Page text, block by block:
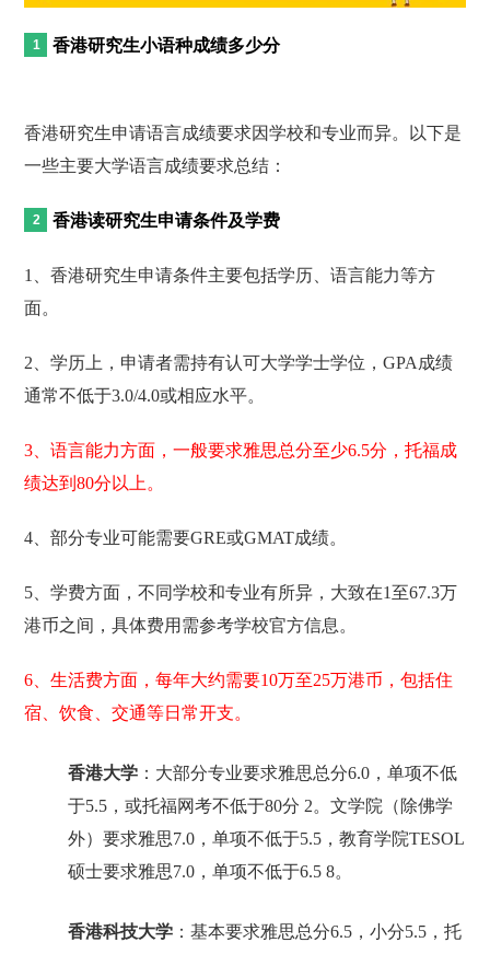
香港研究生小语种成绩多少分
香港研究生申请语言成绩要求因学校和专业而异。以下是
一些主要大学语言成绩要求总结：
香港读研究生申请条件及学费
1、香港研究生申请条件主要包括学历、语言能力等方
面。
2、学历上，申请者需持有认可大学学士学位，GPA成绩
通常不低于3.0/4.0或相应水平。
3、语言能力方面，一般要求雅思总分至少6.5分，托福成
绩达到80分以上。
4、部分专业可能需要GRE或GMAT成绩。
5、学费方面，不同学校和专业有所异，大致在1至67.3万
港币之间，具体费用需参考学校官方信息。
6、生活费方面，每年大约需要10万至25万港币，包括住
宿、饮食、交通等日常开支。
香港大学 ：大部分专业要求雅思总分6.0，单项不低
于5.5，或托福网考不低于80分 2。文学院（除佛学
外）要求雅思7.0，单项不低于5.5，教育学院TESOL
硕士要求雅思7.0，单项不低于6.5 8。
香港科技大学 ：基本要求雅思总分6.5，小分5.5，托